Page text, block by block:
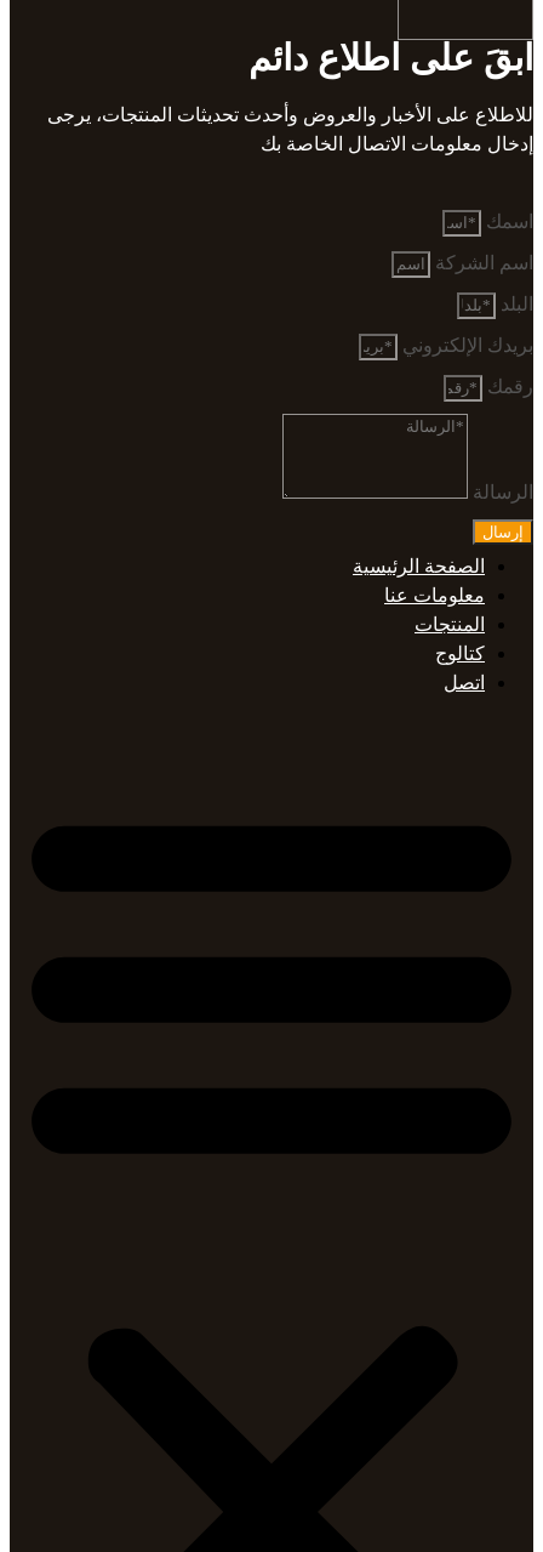
ابقَ على اطلاع دائم
للاطلاع على الأخبار والعروض وأحدث تحديثات المنتجات، يرجى
إدخال معلومات الاتصال الخاصة بك
اسمك
اسم الشركة
البلد
بريدك الإلكتروني
رقمك
الرسالة
إرسال
الصفحة الرئيسية
معلومات عنا
المنتجات
كتالوج
اتصل